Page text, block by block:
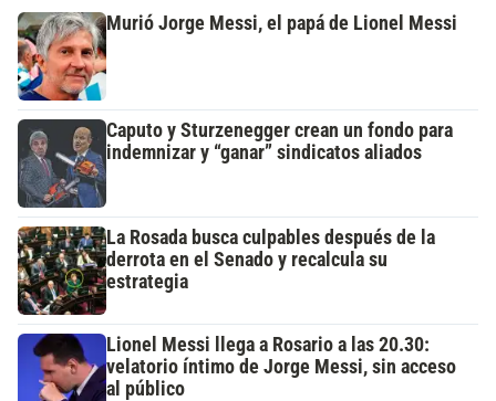
Murió Jorge Messi, el papá de Lionel Messi
Caputo y Sturzenegger crean un fondo para
indemnizar y “ganar” sindicatos aliados
La Rosada busca culpables después de la
derrota en el Senado y recalcula su
estrategia
Lionel Messi llega a Rosario a las 20.30:
velatorio íntimo de Jorge Messi, sin acceso
al público